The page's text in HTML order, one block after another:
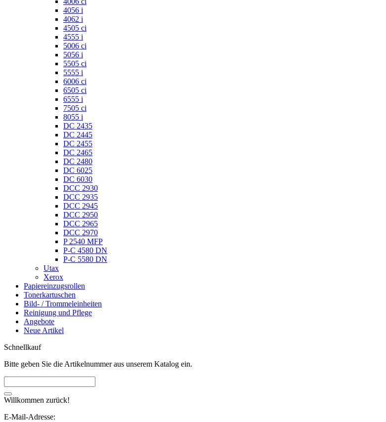
4056 i
4062 i
4505 ci
4555 i
5006 ci
5056 i
5505 ci
5555 i
6006 ci
6505 ci
6555 i
7505 ci
8055 i
DC 2435
DC 2445
DC 2455
DC 2465
DC 2480
DC 6025
DC 6030
DCC 2930
DCC 2935
DCC 2945
DCC 2950
DCC 2965
DCC 2970
P 2540 MFP
P-C 4580 DN
P-C 5580 DN
Utax
Xerox
Papiereinzugsrollen
Tonerkartuschen
Bild- / Trommeleinheiten
Reinigung und Pflege
Angebote
Neue Artikel
Schnellkauf
Bitte geben Sie die Artikelnummer aus unserem Katalog ein.
Willkommen zurück!
E-Mail-Adresse: